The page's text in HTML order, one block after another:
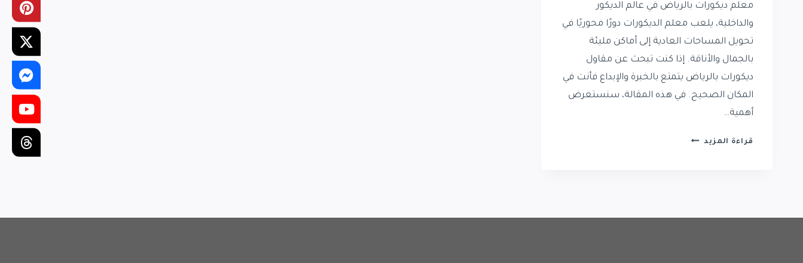
معلم ديكورات بالرياض في عالم الديكور
والداخلية، يلعب معلم الديكورات دورًا محوريًا في
تحويل المساحات العادية إلى أماكن مليئة
بالجمال والأناقة. إذا كنت تبحث عن مقاول
ديكورات بالرياض يتمتع بالخبرة والإبداع فأنت في
المكان الصحيح. في هذه المقالة، سنستعرض
أهمية…
قراءة المزيد معلم